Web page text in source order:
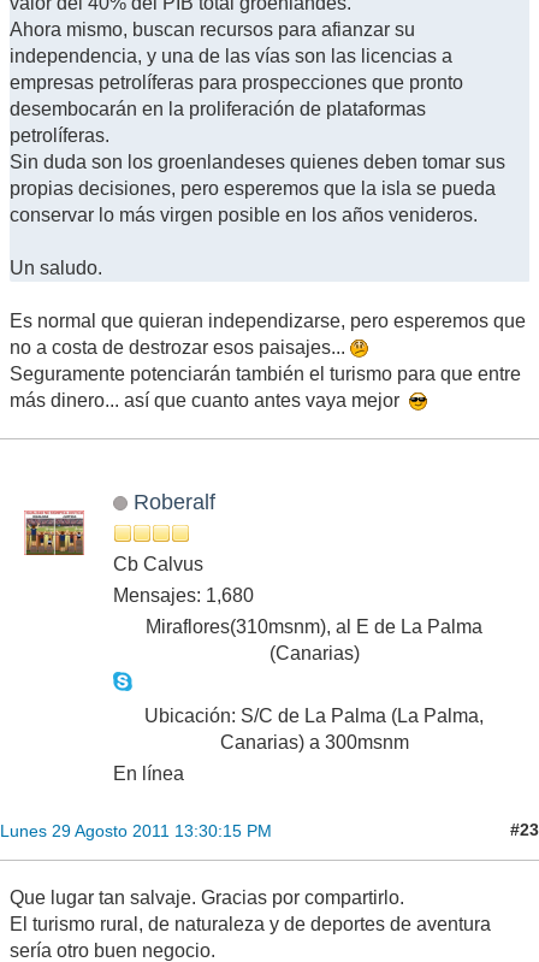
Ahora mismo, buscan recursos para afianzar su
independencia, y una de las vías son las licencias a
empresas petrolíferas para prospecciones que pronto
desembocarán en la proliferación de plataformas
petrolíferas.
Sin duda son los groenlandeses quienes deben tomar sus
propias decisiones, pero esperemos que la isla se pueda
conservar lo más virgen posible en los años venideros.
Un saludo.
Es normal que quieran independizarse, pero esperemos que
no a costa de destrozar esos paisajes...
Seguramente potenciarán también el turismo para que entre
más dinero... así que cuanto antes vaya mejor
Roberalf
Cb Calvus
Mensajes: 1,680
Miraflores(310msnm), al E de La Palma
(Canarias)
Ubicación: S/C de La Palma (La Palma,
Canarias) a 300msnm
En línea
Lunes 29 Agosto 2011 13:30:15 PM #23
Que lugar tan salvaje. Gracias por compartirlo.
El turismo rural, de naturaleza y de deportes de aventura
sería otro buen negocio.